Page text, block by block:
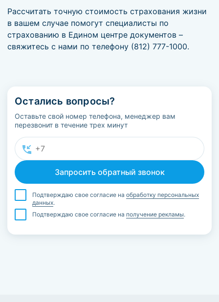
Рассчитать точную стоимость страхования жизни
в вашем случае помогут специалисты по
страхованию в Едином центре документов –
свяжитесь с нами по телефону (812) 777-1000.
Остались вопросы?
Оставьте свой номер телефона, менеджер вам
перезвонит в течение трех минут
Подтверждаю свое согласие на обработку персональных
данных.
Подтверждаю свое согласие на получение рекламы.